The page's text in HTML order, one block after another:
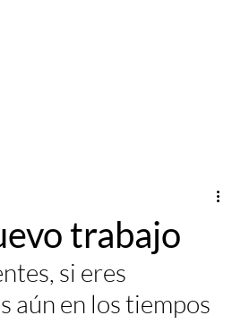
trabajo
si eres
aún en los tiempos